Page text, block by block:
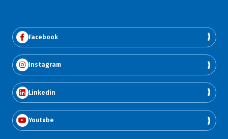
Facebook
Instagram
Linkedin
Youtube